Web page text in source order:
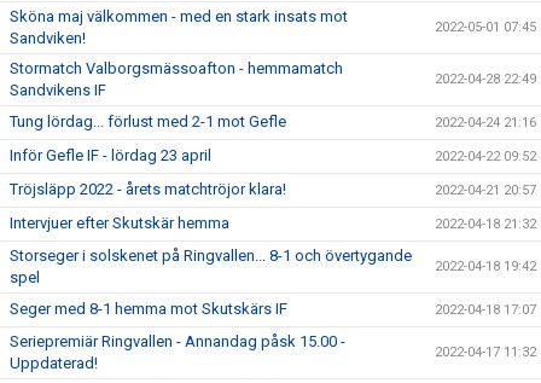
Sköna maj välkommen - med en stark insats mot
Sandviken!
2022-05-01 07:45
Stormatch Valborgsmässoafton - hemmamatch
Sandvikens IF
2022-04-28 22:49
Tung lördag... förlust med 2-1 mot Gefle 2022-04-24 21:16
Inför Gefle IF - lördag 23 april 2022-04-22 09:52
Tröjsläpp 2022 - årets matchtröjor klara! 2022-04-21 20:57
Intervjuer efter Skutskär hemma 2022-04-18 21:32
Storseger i solskenet på Ringvallen... 8-1 och övertygande
spel
2022-04-18 19:42
Seger med 8-1 hemma mot Skutskärs IF 2022-04-18 17:07
Seriepremiär Ringvallen - Annandag påsk 15.00 -
Uppdaterad!
2022-04-17 11:32